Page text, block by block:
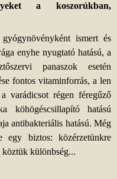
a koszorúkban,
ismert és
enyhe nyugtató hatású, a
panaszok esetén
fontos vitaminforrás, a len
varádicsot régen féregűző
köhögéscsillapító hatású
antibakteriális hatású. Még
egy biztos: közérzetünkre
különbség...